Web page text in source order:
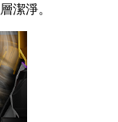
潔淨。